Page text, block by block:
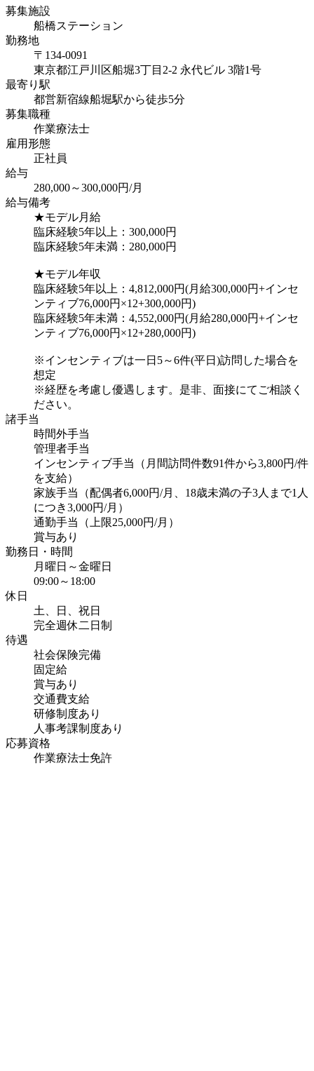
募集施設
船橋ステーション
勤務地
〒134-0091
東京都江戸川区船堀3丁目2-2 永代ビル 3階1号
最寄り駅
都営新宿線船堀駅から徒歩5分
募集職種
作業療法士
雇用形態
正社員
給与
280,000～300,000円/月
給与備考
★モデル月給
臨床経験5年以上：300,000円
臨床経験5年未満：280,000円
★モデル年収
臨床経験5年以上：4,812,000円(月給300,000円+インセ
ンティブ76,000円×12+300,000円)
臨床経験5年未満：4,552,000円(月給280,000円+インセ
ンティブ76,000円×12+280,000円)
※インセンティブは一日5～6件(平日)訪問した場合を
想定
※経歴を考慮し優遇します。是非、面接にてご相談く
ださい。
諸手当
時間外手当
管理者手当
インセンティブ手当（月間訪問件数91件から3,800円/件
を支給）
家族手当（配偶者6,000円/月、18歳未満の子3人まで1人
につき3,000円/月）
通勤手当（上限25,000円/月）
賞与あり
勤務日・時間
月曜日～金曜日
09:00～18:00
休日
土、日、祝日
完全週休二日制
待遇
社会保険完備
固定給
賞与あり
交通費支給
研修制度あり
人事考課制度あり
応募資格
作業療法士免許